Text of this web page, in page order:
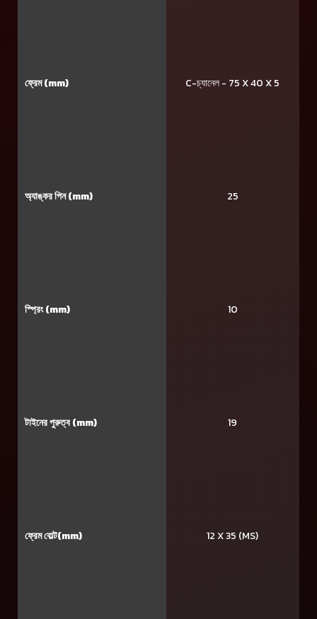
ফ্রেম (mm)
অ্যাঙ্কর পিন (mm)
স্প্রিং (mm)
টাইনের পুরুত্ব (mm)
ফ্রেম বোল্ট(mm)
C-চ্যানেল - 75 X 40 X 5
25
10
19
12 X 35 (MS)